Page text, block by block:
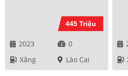
445 Triệu
2023
0
Xăng
Lào Cai